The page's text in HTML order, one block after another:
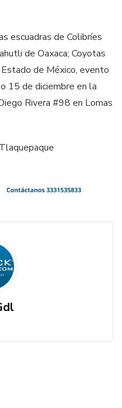
escuadras de Colibríes
de Oaxaca; Coyotas
de México, evento
15 de diciembre en la
Rivera #98 en Lomas